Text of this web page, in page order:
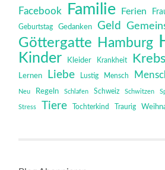
Facebook Familie Ferien
Geburtstag Gedanken Geld
Göttergatte Hamburg
Kinder Kleider Krankheit Krebs
Lernen Liebe Lustig Mensch
Neu Regeln Schlafen Schweiz Schwitzen
Stress Tiere Tochterkind Traurig